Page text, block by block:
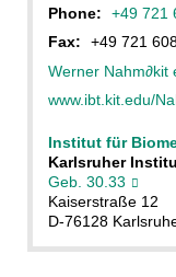
Phone:
+49 721
Fax:
+49 721
Werner Nahm∂kit
www.ibt.kit.edu/
Institut für
Karlsruher
Geb. 30.33
Kaiserstraße 12
D-76128